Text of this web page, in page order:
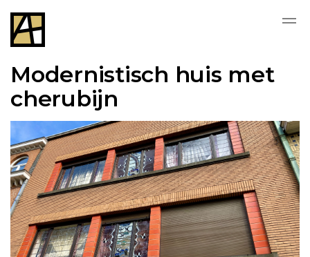
Modernistisch huis met
cherubijn